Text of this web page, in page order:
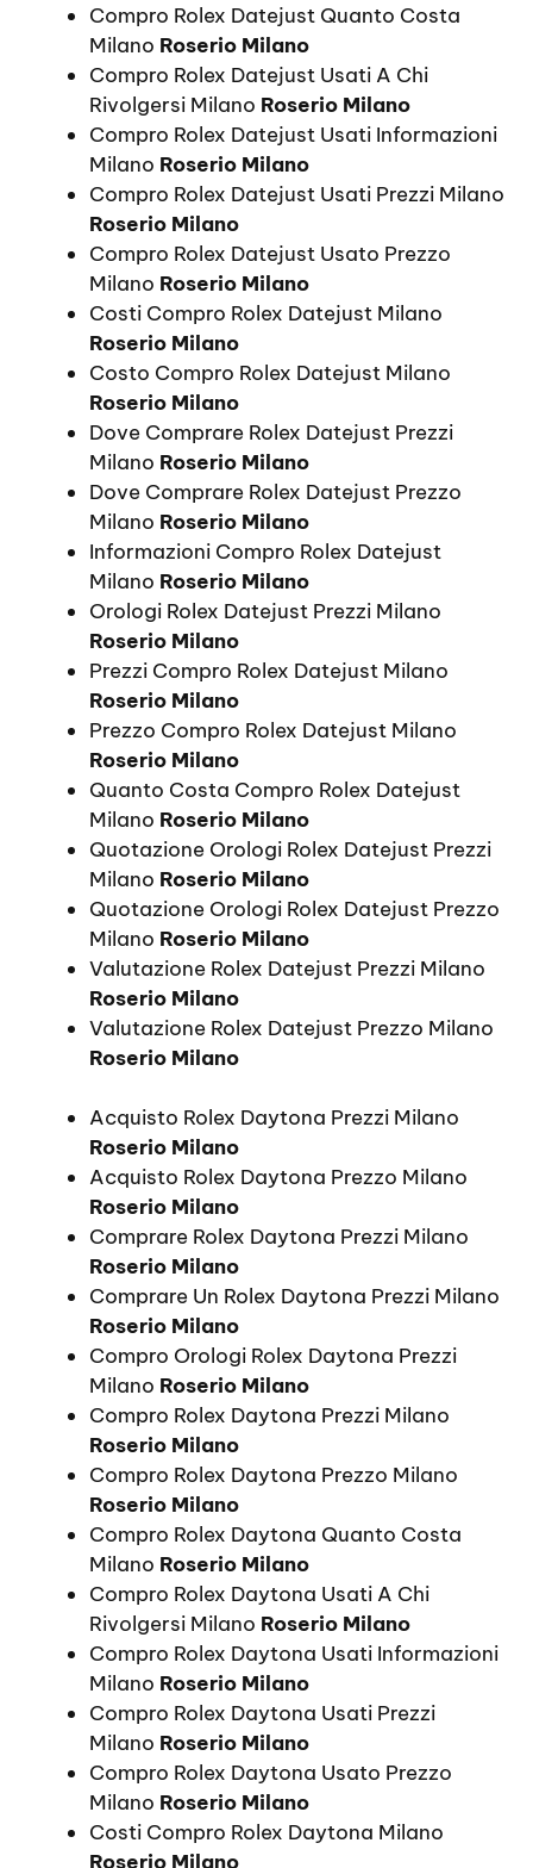
Compro Rolex Datejust Quanto Costa
Milano Roserio Milano
Compro Rolex Datejust Usati A Chi
Rivolgersi Milano Roserio Milano
Compro Rolex Datejust Usati Informazioni
Milano Roserio Milano
Compro Rolex Datejust Usati Prezzi Milano
Roserio Milano
Compro Rolex Datejust Usato Prezzo
Milano Roserio Milano
Costi Compro Rolex Datejust Milano
Roserio Milano
Costo Compro Rolex Datejust Milano
Roserio Milano
Dove Comprare Rolex Datejust Prezzi
Milano Roserio Milano
Dove Comprare Rolex Datejust Prezzo
Milano Roserio Milano
Informazioni Compro Rolex Datejust
Milano Roserio Milano
Orologi Rolex Datejust Prezzi Milano
Roserio Milano
Prezzi Compro Rolex Datejust Milano
Roserio Milano
Prezzo Compro Rolex Datejust Milano
Roserio Milano
Quanto Costa Compro Rolex Datejust
Milano Roserio Milano
Quotazione Orologi Rolex Datejust Prezzi
Milano Roserio Milano
Quotazione Orologi Rolex Datejust Prezzo
Milano Roserio Milano
Valutazione Rolex Datejust Prezzi Milano
Roserio Milano
Valutazione Rolex Datejust Prezzo Milano
Roserio Milano
Acquisto Rolex Daytona Prezzi Milano
Roserio Milano
Acquisto Rolex Daytona Prezzo Milano
Roserio Milano
Comprare Rolex Daytona Prezzi Milano
Roserio Milano
Comprare Un Rolex Daytona Prezzi Milano
Roserio Milano
Compro Orologi Rolex Daytona Prezzi
Milano Roserio Milano
Compro Rolex Daytona Prezzi Milano
Roserio Milano
Compro Rolex Daytona Prezzo Milano
Roserio Milano
Compro Rolex Daytona Quanto Costa
Milano Roserio Milano
Compro Rolex Daytona Usati A Chi
Rivolgersi Milano Roserio Milano
Compro Rolex Daytona Usati Informazioni
Milano Roserio Milano
Compro Rolex Daytona Usati Prezzi
Milano Roserio Milano
Compro Rolex Daytona Usato Prezzo
Milano Roserio Milano
Costi Compro Rolex Daytona Milano
Roserio Milano